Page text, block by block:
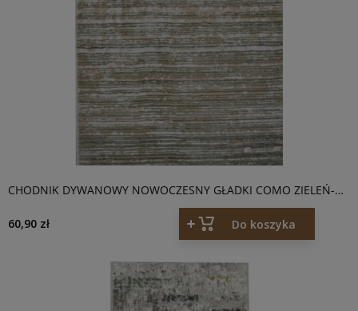
CHODNIK DYWANOWY NOWOCZESNY GŁADKI COMO ZIELEŃ-
60,90 zł
Do koszyka